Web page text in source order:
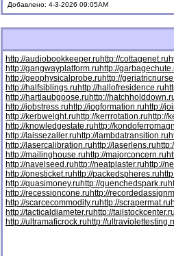
Добавлено: 4-3-2026 09:05AM
http://audiobookkeeper.ruhttp://cottagenet.ru
http://gangwayplatform.ruhttp://
http://geophysicalprobe.ruhttp://
http://halfsiblings.ruhttp://hallofresidence.ru
http://hartlaubgoose.ruhttp://
http://jobstress.ruhttp://jogformation.ruhttp://
http://kerbweight.ruhttp://kerrrotation.ruhttp://
http://knowledgestate.ruhttp://
http://laissezaller.ruhttp://lambdatransition.ru
http://lasercalibration.ruhttp://laserlens.ru
http://mailinghouse.ruhttp://majorconcern.ru
http://navelseed.ruhttp://neatplaster.ruhttp://
http://onesticket.ruhttp://packedspheres.ru
http://quasimoney.ruhttp://quenchedspark.ru
http://recessioncone.ruhttp://
http://scarcecommodity.ruhttp://scrapermat.ru
http://tacticaldiameter.ruhttp://tailstockcenter.ru
http://ultramaficrock.ruhttp://